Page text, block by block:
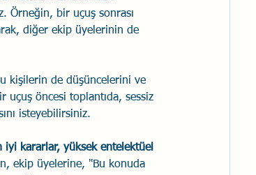
Örneğin, bir uçuş sonrası
diğer ekip üyelerinin de
kişilerin de düşüncelerini ve
uçuş öncesi toplantıda, sessiz
isteyebilirsiniz.
iyi kararlar, yüksek entelektüel
ekip üyelerine, "Bu konuda